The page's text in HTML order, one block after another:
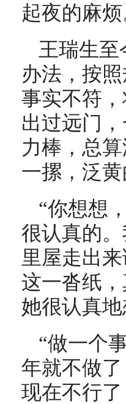
起夜的麻
王瑞生至
办法，按
事实不符
出过远门
力棒，总
一摞，泛
“你想想
很认真的
里屋走出
这一沓纸
她很认真
“做一个
年就不做
现在不行